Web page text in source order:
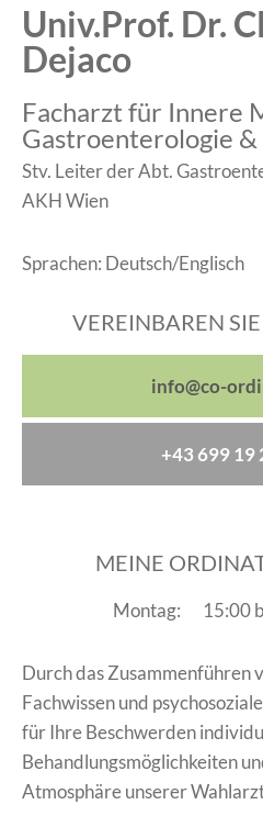
Univ.Prof. Dr.
Dejaco
Facharzt für Innere
Gastroenterologie
Stv. Leiter der Abt.
AKH Wien
Sprachen: Deutsch/Englisch
VEREINBAREN
info@co-
+43 699 19
MEINE
Montag: 15:00
Durch das Zusammenführen
Fachwissen und
für Ihre Beschwerden
Behandlungsmöglichkeiten
Atmosphäre unserer